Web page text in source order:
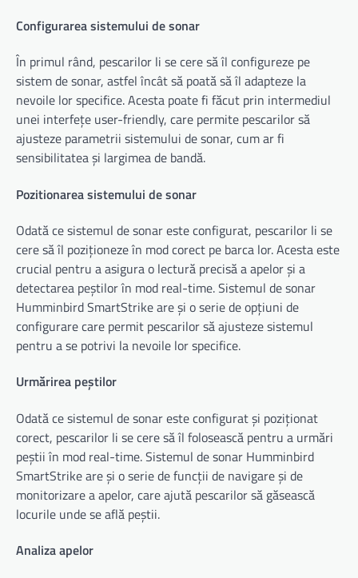
Configurarea sistemului de sonar
În primul rând, pescarilor li se cere să îl configureze pe
sistem de sonar, astfel încât să poată să îl adapteze la
nevoile lor specifice. Acesta poate fi făcut prin intermediul
unei interfețe user-friendly, care permite pescarilor să
ajusteze parametrii sistemului de sonar, cum ar fi
sensibilitatea și largimea de bandă.
Pozitionarea sistemului de sonar
Odată ce sistemul de sonar este configurat, pescarilor li se
cere să îl poziționeze în mod corect pe barca lor. Acesta este
crucial pentru a asigura o lectură precisă a apelor și a
detectarea peștilor în mod real-time. Sistemul de sonar
Humminbird SmartStrike are și o serie de opțiuni de
configurare care permit pescarilor să ajusteze sistemul
pentru a se potrivi la nevoile lor specifice.
Urmărirea peștilor
Odată ce sistemul de sonar este configurat și poziționat
corect, pescarilor li se cere să îl folosească pentru a urmări
peștii în mod real-time. Sistemul de sonar Humminbird
SmartStrike are și o serie de funcții de navigare și de
monitorizare a apelor, care ajută pescarilor să găsească
locurile unde se află peștii.
Analiza apelor